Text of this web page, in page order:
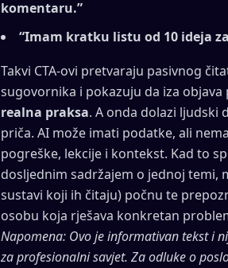
komentaru.”
“Imam kratku listu od 10 ideja
Takvi CTA-ovi pretvaraju pasivnog
sugovornika i pokazuju da iza objava
realna praksa. A onda dolazi ljudski
priča. AI može imati podatke, ali
pogreške, lekcije i kontekst. Kad to
dosljednim sadržajem o jednoj temi,
sustavi koji ih čitaju) počnu te
osobu koja rješava konkretan
Napomena: Ovo je informativan tekst i
za profesionalni savjet. Za odluke o